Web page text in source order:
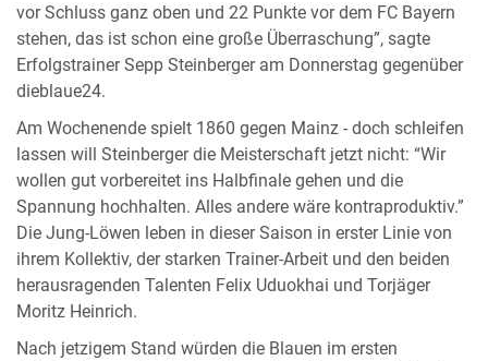
vor Schluss ganz oben und 22 Punkte vor dem FC Bayern
stehen, das ist schon eine große Überraschung”, sagte
Erfolgstrainer Sepp Steinberger am Donnerstag gegenüber
dieblaue24.
Am Wochenende spielt 1860 gegen Mainz - doch schleifen
lassen will Steinberger die Meisterschaft jetzt nicht: “Wir
wollen gut vorbereitet ins Halbfinale gehen und die
Spannung hochhalten. Alles andere wäre kontraproduktiv.”
Die Jung-Löwen leben in dieser Saison in erster Linie von
ihrem Kollektiv, der starken Trainer-Arbeit und den beiden
herausragenden Talenten Felix Uduokhai und Torjäger
Moritz Heinrich.
Nach jetzigem Stand würden die Blauen im ersten